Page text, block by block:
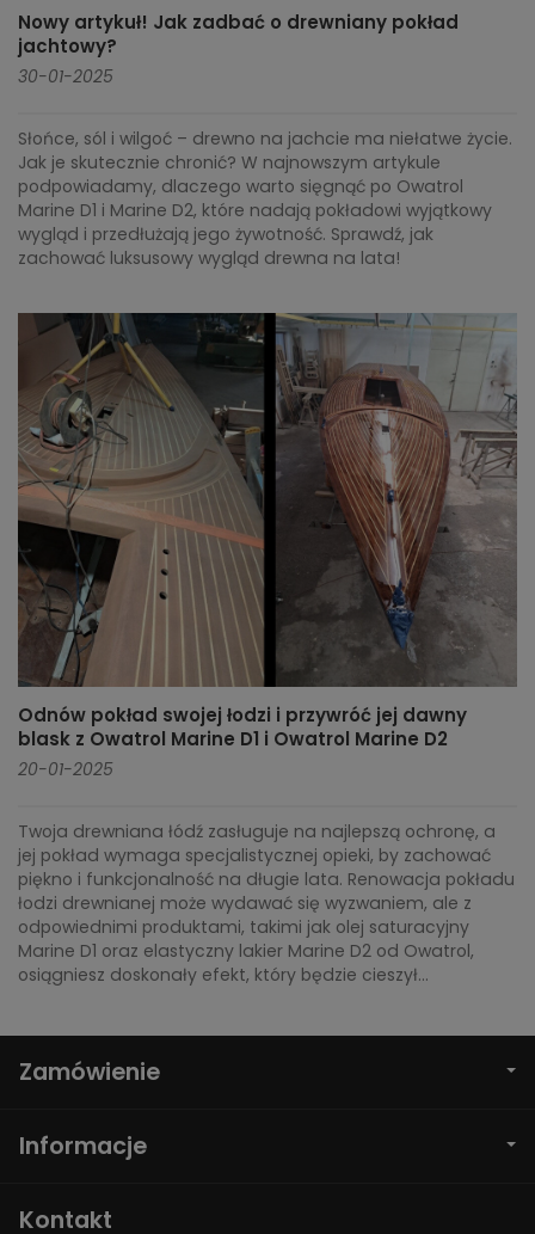
Nowy artykuł! Jak zadbać o drewniany pokład
jachtowy?
30-01-2025
Słońce, sól i wilgoć – drewno na jachcie ma niełatwe życie.
Jak je skutecznie chronić? W najnowszym artykule
podpowiadamy, dlaczego warto sięgnąć po Owatrol
Marine D1 i Marine D2, które nadają pokładowi wyjątkowy
wygląd i przedłużają jego żywotność. Sprawdź, jak
zachować luksusowy wygląd drewna na lata!
Odnów pokład swojej łodzi i przywróć jej dawny
blask z Owatrol Marine D1 i Owatrol Marine D2
20-01-2025
Twoja drewniana łódź zasługuje na najlepszą ochronę, a
jej pokład wymaga specjalistycznej opieki, by zachować
piękno i funkcjonalność na długie lata. Renowacja pokładu
łodzi drewnianej może wydawać się wyzwaniem, ale z
odpowiednimi produktami, takimi jak olej saturacyjny
Marine D1 oraz elastyczny lakier Marine D2 od Owatrol,
osiągniesz doskonały efekt, który będzie cieszył...
Zamówienie
Informacje
Kontakt